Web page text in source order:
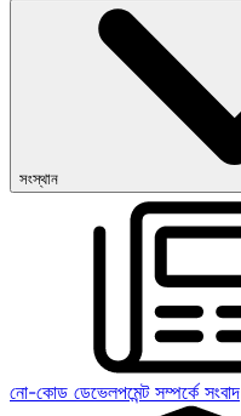
সংস্থান
নো-কোড ডেভেলপমেন্ট সম্পর্কে সংবাদ